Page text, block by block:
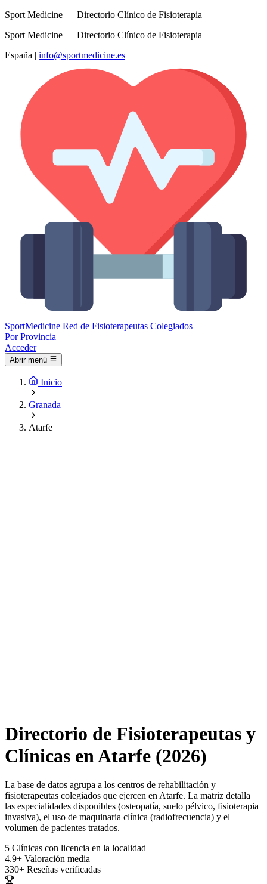
Sport Medicine — Directorio Clínico de Fisioterapia
Sport Medicine — Directorio Clínico de Fisioterapia
España | info@sportmedicine.es
SportMedicine Red de Fisioterapeutas Colegiados
Por Provincia
Acceder
Abrir menú
Inicio
Granada
Atarfe
Directorio de Fisioterapeutas y
Clínicas en Atarfe (2026)
La base de datos agrupa a los centros de rehabilitación y
fisioterapeutas colegiados que ejercen en Atarfe. La matriz detalla
las especialidades disponibles (osteopatía, suelo pélvico, fisioterapia
invasiva), el uso de maquinaria clínica (radiofrecuencia) y el
volumen de pacientes tratados.
5 Clínicas con licencia en la localidad
4.9+ Valoración media
330+ Reseñas verificadas